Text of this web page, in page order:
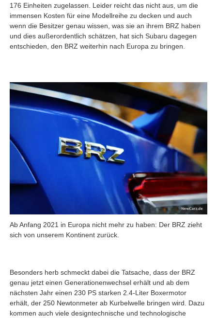
176 Einheiten zugelassen. Leider reicht das nicht aus, um die
immensen Kosten für eine Modellreihe zu decken und auch
wenn die Besitzer genau wissen, was sie an ihrem BRZ haben
und dies außerordentlich schätzen, hat sich Subaru dagegen
entschieden, den BRZ weiterhin nach Europa zu bringen.
Ab Anfang 2021 in Europa nicht mehr zu haben: Der BRZ zieht
sich von unserem Kontinent zurück.
Besonders herb schmeckt dabei die Tatsache, dass der BRZ
genau jetzt einen Generationenwechsel erhält und ab dem
nächsten Jahr einen 230 PS starken 2.4-Liter Boxermotor
erhält, der 250 Newtonmeter ab Kurbelwelle bringen wird. Dazu
kommen auch viele designtechnische und technologische